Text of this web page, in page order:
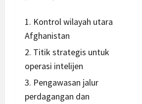
Kontrol wilayah utara
Afghanistan
Titik strategis untuk
operasi intelijen
Pengawasan jalur
perdagangan dan